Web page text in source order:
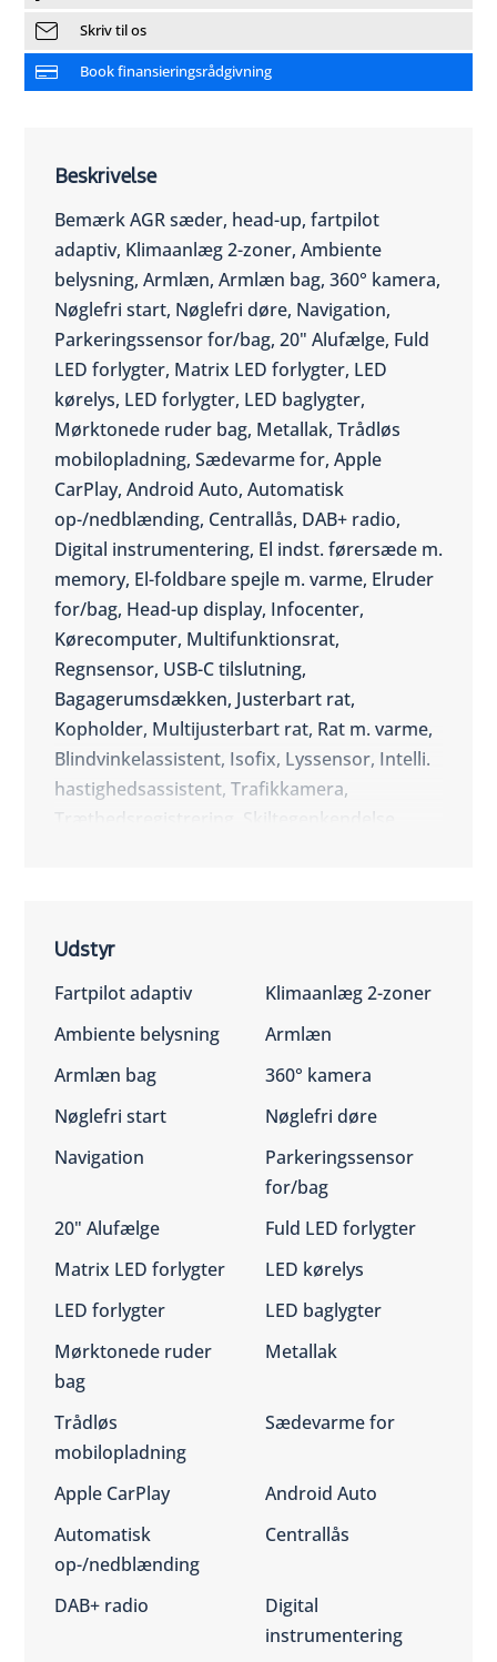
Skriv til os
Book finansieringsrådgivning
Beskrivelse
Bemærk AGR sæder, head-up, fartpilot
adaptiv, Klimaanlæg 2-zoner, Ambiente
belysning, Armlæn, Armlæn bag, 360° kamera,
Nøglefri start, Nøglefri døre, Navigation,
Parkeringssensor for/bag, 20" Alufælge, Fuld
LED forlygter, Matrix LED forlygter, LED
kørelys, LED forlygter, LED baglygter,
Mørktonede ruder bag, Metallak, Trådløs
mobilopladning, Sædevarme for, Apple
CarPlay, Android Auto, Automatisk
op-/nedblænding, Centrallås, DAB+ radio,
Digital instrumentering, El indst. førersæde m.
memory, El-foldbare spejle m. varme, Elruder
for/bag, Head-up display, Infocenter,
Kørecomputer, Multifunktionsrat,
Regnsensor, USB-C tilslutning,
Bagagerumsdækken, Justerbart rat,
Kopholder, Multijusterbart rat, Rat m. varme,
Blindvinkelassistent, Isofix, Lyssensor, Intelli.
hastighedsassistent, Trafikkamera,
Træthedsregistrering, Skiltegenkendelse
Udstyr
Fartpilot adaptiv
Klimaanlæg 2-zoner
Ambiente belysning
Armlæn
Armlæn bag
360° kamera
Nøglefri start
Nøglefri døre
Navigation
Parkeringssensor
for/bag
20" Alufælge
Fuld LED forlygter
Matrix LED forlygter
LED kørelys
LED forlygter
LED baglygter
Mørktonede ruder
bag
Metallak
Trådløs
mobilopladning
Sædevarme for
Apple CarPlay
Android Auto
Automatisk
op-/nedblænding
Centrallås
DAB+ radio
Digital
instrumentering